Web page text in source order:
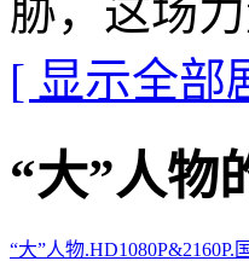
胁，这场
[ 显示全部
“大”人物
“大”人物.HD1080P&2160P.